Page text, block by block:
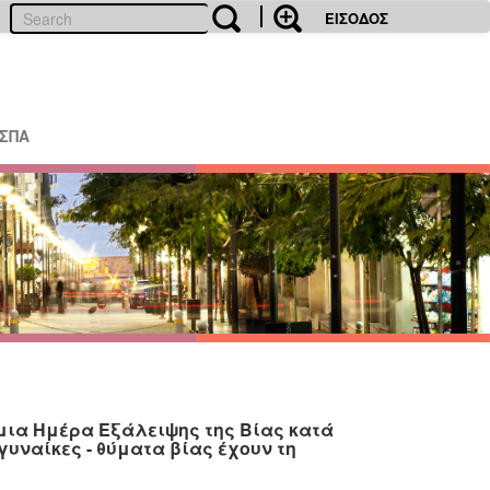
ΕΙΣΟΔΟΣ
Ημέρα Εξάλειψης της Βίας κατά
- θύματα βίας έχουν τη